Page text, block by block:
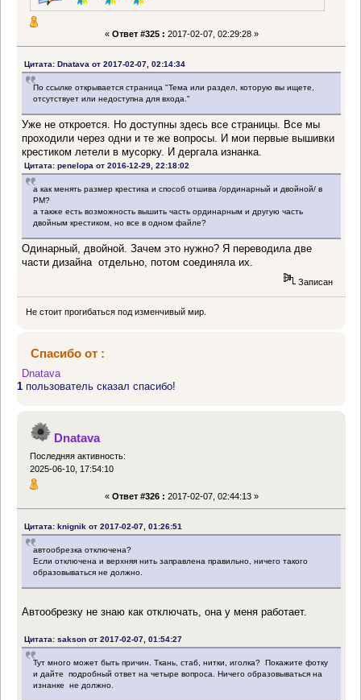
« Ответ #325 : 2017-02-07, 02:29:28 »
Цитата: Dnatava от 2017-02-07, 02:14:34
По ссылке открывается страница "Тема или раздел, которую вы ищете,
отсутствует или недоступна для входа."
Уже не откроется. Но доступны здесь все страницы. Все мы
проходили через одни и те же вопросы. И мои первые вышивки
крестиком летели в мусорку. И дергала изнанка.
Цитата: penelopa от 2016-12-29, 22:18:02
а как менять размер крестика и способ отшива /ординарный и двойной/ в
РМ?
а также есть возможность вышить часть ординарным и другую часть
двойным крестиком, но все в одном файле?
Одинарный, двойной. Зачем это нужно? Я переводила две
части дизайна отдельно, потом соединяла их.
Записан
Не стоит прогибаться под изменчивый мир.
Спасибо от :
Dnatava
1 пользователь сказал спасибо!
Dnatava
Последняя активность:
2025-06-10, 17:54:10
« Ответ #326 : 2017-02-07, 02:44:13 »
Цитата: knignik от 2017-02-07, 01:26:51
автообрезка отключена?
Если отключена и верхняя нить заправлена правильно, ничего такого
образовываться не должно.
Автообрезку не знаю как отключать, она у меня работает.
Цитата: sakson от 2017-02-07, 01:54:27
Тут много может быть причин. Ткань, стаб, нитки, иголка? Покажите фотку
и дайте подробный ответ на четыре вопроса. Ничего образовываться на
изнанке не должно.